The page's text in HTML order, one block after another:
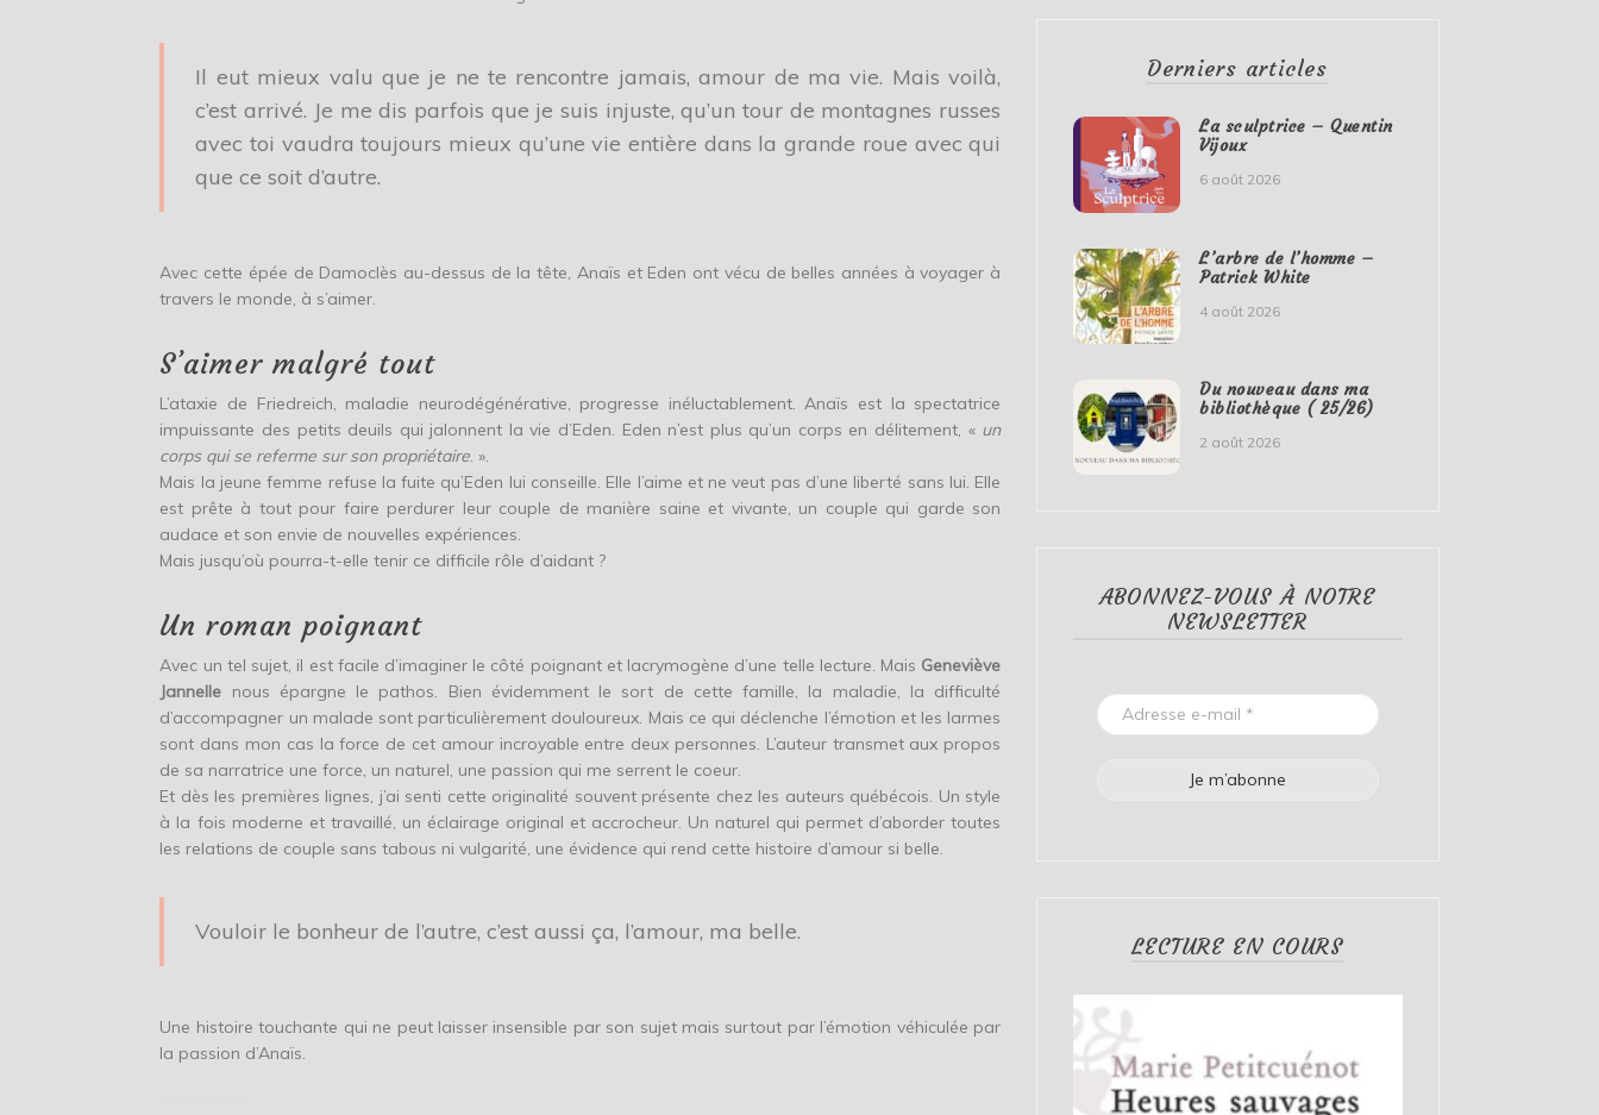
Il eut mieux valu que je ne te rencontre jamais, amour de ma vie. Mais voilà,
c’est arrivé. Je me dis parfois que je suis injuste, qu’un tour de montagnes russes
avec toi vaudra toujours mieux qu’une vie entière dans la grande roue avec qui
que ce soit d’autre.
Avec cette épée de Damoclès au-dessus de la tête, Anaïs et Eden ont vécu de belles années à voyager à
travers le monde, à s’aimer.
S’aimer malgré tout
L’ataxie de Friedreich, maladie neurodégénérative, progresse inéluctablement. Anaïs est la spectatrice
impuissante des petits deuils qui jalonnent la vie d’Eden. Eden n’est plus qu’un corps en délitement, «un
corps qui se referme sur son propriétaire. ».
Mais la jeune femme refuse la fuite qu’Eden lui conseille. Elle l’aime et ne veut pas d’une liberté sans lui. Elle
est prête à tout pour faire perdurer leur couple de manière saine et vivante, un couple qui garde son
audace et son envie de nouvelles expériences.
Mais jusqu’où pourra-t-elle tenir ce difficile rôle d’aidant ?
Un roman poignant
Avec un tel sujet, il est facile d’imaginer le côté poignant et lacrymogène d’une telle lecture. Mais Geneviève
Jannelle nous épargne le pathos. Bien évidemment le sort de cette famille, la maladie, la difficulté
d’accompagner un malade sont particulièrement douloureux. Mais ce qui déclenche l’émotion et les larmes
sont dans mon cas la force de cet amour incroyable entre deux personnes. L’auteur transmet aux propos
de sa narratrice une force, un naturel, une passion qui me serrent le coeur.
Et dès les premières lignes, j’ai senti cette originalité souvent présente chez les auteurs québécois. Un style
à la fois moderne et travaillé, un éclairage original et accrocheur. Un naturel qui permet d’aborder toutes
les relations de couple sans tabous ni vulgarité, une évidence qui rend cette histoire d’amour si belle.
Vouloir le bonheur de l’autre, c’est aussi ça, l’amour, ma belle.
Une histoire touchante qui ne peut laisser insensible par son sujet mais surtout par l’émotion véhiculée par
la passion d’Anaïs.
Derniers articles
La sculptrice – Quentin
Vijoux
6 août 2026
L’arbre de l’homme –
Patrick White
4 août 2026
Du nouveau dans ma
bibliothèque ( 25/26)
2 août 2026
ABONNEZ-VOUS À NOTRE
NEWSLETTER
LECTURE EN COURS